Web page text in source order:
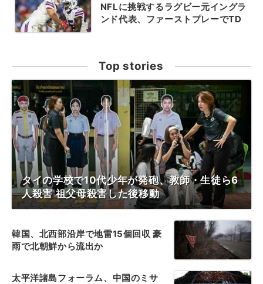
NFLに挑戦するラグビー元イングラ
ンド代表、ファーストプレーでTD
Top stories
タイの学校で10代少年が発砲、教師・生徒ら6
人殺害 祖父母殺害した後移動
韓国、北西部沿岸で地雷15個回収 豪
雨で北朝鮮から流出か
太平洋諸島フォーラム、中国のミサ